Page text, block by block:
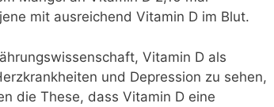
mit ausreichend Vitamin D im Blut.
Vitamin D als
und Depression zu sehen,
die These, dass Vitamin D eine